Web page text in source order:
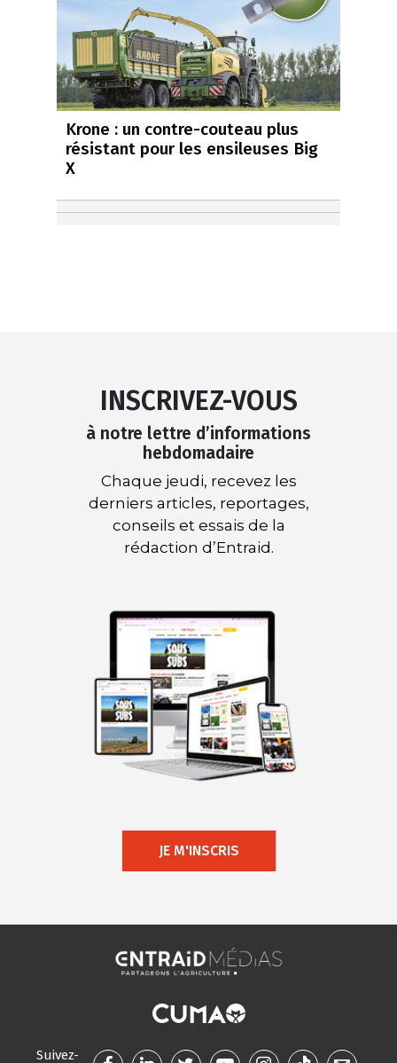
Krone : un contre-couteau plus
résistant pour les ensileuses Big
X
INSCRIVEZ-VOUS
à notre lettre d’informations
hebdomadaire
Chaque jeudi, recevez les
derniers articles, reportages,
conseils et essais de la
rédaction d’Entraid.
JE M'INSCRIS
Suivez-